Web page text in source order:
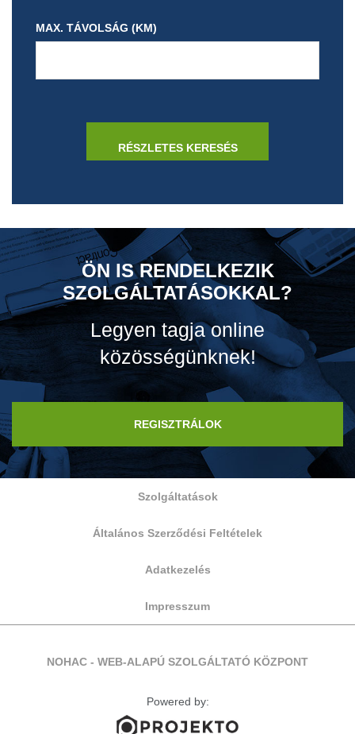
MAX. TÁVOLSÁG (KM)
ÖN IS RENDELKEZIK
SZOLGÁLTATÁSOKKAL?
Legyen tagja online
közösségünknek!
REGISZTRÁLOK
Szolgáltatások
Általános Szerződési Feltételek
Adatkezelés
Impresszum
NOHAC - WEB-ALAPÚ SZOLGÁLTATÓ KÖZPONT
Powered by: